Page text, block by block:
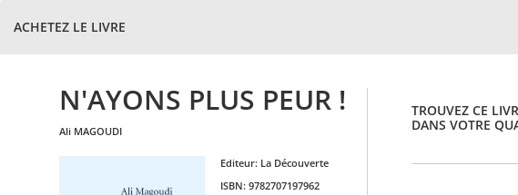
ACHETEZ LE LIVRE
N'AYONS PLUS PEUR !
ali MAGOUDI
Editeur: La Découverte
ISBN: 9782707197962
TROUVEZ CE
DANS VOTRE